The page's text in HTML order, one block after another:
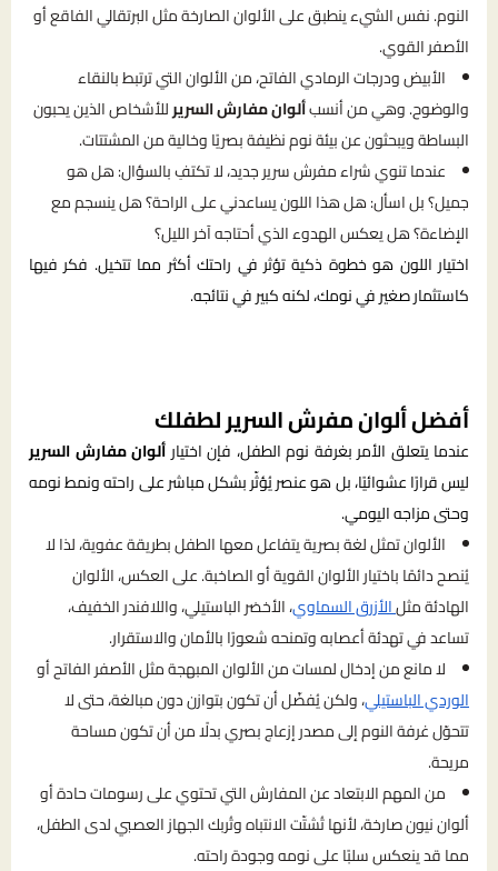
النوم. نفس الشيء ينطبق على الألوان الصارخة مثل البرتقالي الفاقع أو
الأصفر القوي.
الأبيض ودرجات الرمادي الفاتح، من الألوان التي ترتبط بالنقاء
والوضوح. وهي من أنسبألوان مفارش السريرللأشخاص الذين يحبون
البساطة ويبحثون عن بيئة نوم نظيفة بصريًا وخالية من المشتتات.
عندما تنوي شراء مفرش سرير جديد، لا تكتفِ بالسؤال: هل هو
جميل؟ بل اسأل: هل هذا اللون يساعدني على الراحة؟ هل ينسجم مع
الإضاءة؟ هل يعكس الهدوء الذي أحتاجه آخر الليل؟
اختيار اللون هو خطوة ذكية تؤثر في راحتك أكثر مما تتخيل. فكر فيها
كاستثمار صغير في نومك، لكنه كبير في نتائجه.
أفضل ألوان مفرش السرير لطفلك
عندما يتعلق الأمر بغرفة نوم الطفل، فإن اختيار ألوان مفارش السرير
ليس قرارًا عشوائيًا، بل هو عنصر يُؤثّر بشكل مباشر على راحته ونمط نومه
وحتى مزاجه اليومي.
الألوان تمثل لغة بصرية يتفاعل معها الطفل بطريقة عفوية، لذا لا
يُنصح دائمًا باختيار الألوان القوية أو الصاخبة. على العكس، الألوان
الهادئة مثلالأزرق السماوي، الأخضر الباستيلي، واللافندر الخفيف،
تساعد في تهدئة أعصابه وتمنحه شعورًا بالأمان والاستقرار.
لا مانع من إدخال لمسات من الألوان المبهجة مثل الأصفر الفاتح أو
الوردي الباستيلي، ولكن يُفضّل أن تكون بتوازن دون مبالغة، حتى لا
تتحوّل غرفة النوم إلى مصدر إزعاج بصري بدلًا من أن تكون مساحة
مريحة.
من المهم الابتعاد عن المفارش التي تحتوي على رسومات حادة أو
ألوان نيون صارخة، لأنها تُشتّت الانتباه وتُربك الجهاز العصبي لدى الطفل،
مما قد ينعكس سلبًا على نومه وجودة راحته.